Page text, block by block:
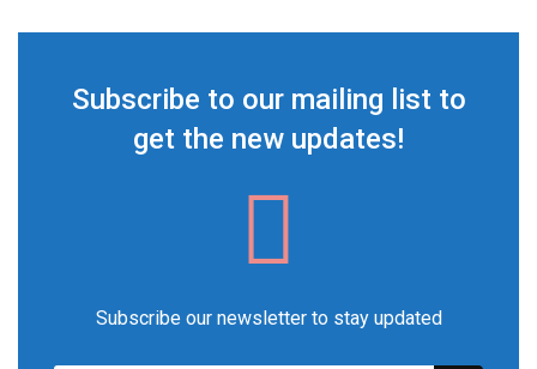
Subscribe to our mailing list to
get the new updates!
Subscribe our newsletter to stay updated